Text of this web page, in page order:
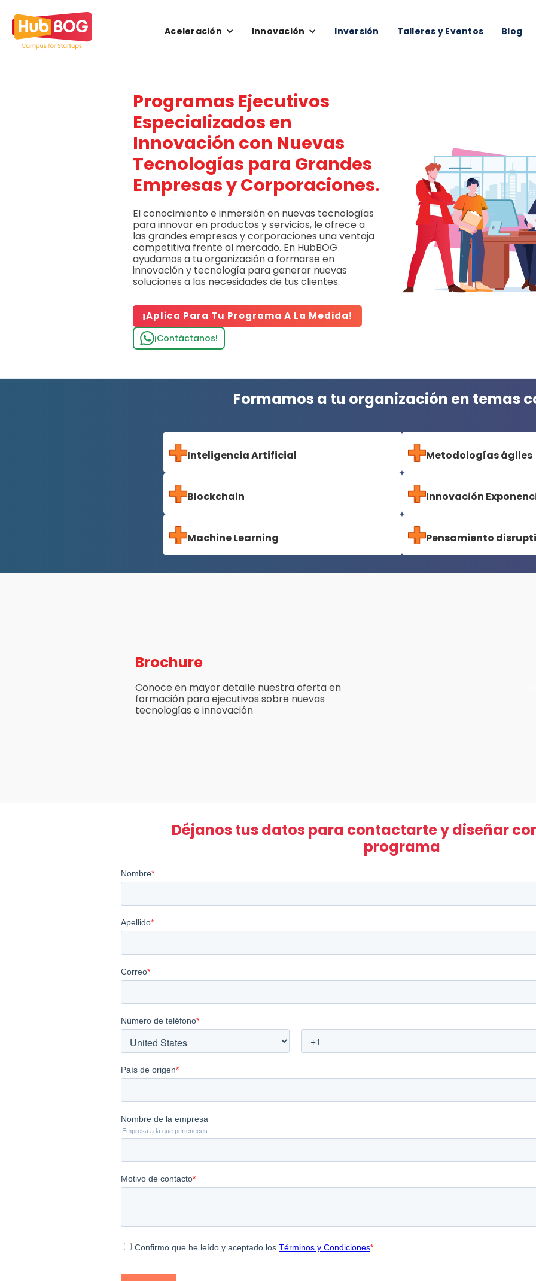
Aceleración Innovación Inversión Talleres y Eventos Blog
Programas Ejecutivos
Especializados en
Innovación con Nuevas
Tecnologías para Grandes
Empresas y Corporaciones.
El conocimiento e inmersión en nuevas tecnologías
para innovar en productos y servicios, le ofrece a
las grandes empresas y corporaciones una ventaja
competitiva frente al mercado. En HubBOG
ayudamos a tu organización a formarse en
innovación y tecnología para generar nuevas
soluciones a las necesidades de tus clientes.
¡Aplica Para Tu Programa A La Medida!
¡Contáctanos!
Formamos a tu organización en temas
Inteligencia Artificial Metodologías ágiles
Blockchain Innovación
Machine Learning Pensamiento
Brochure
Conoce en mayor detalle nuestra oferta en
formación para ejecutivos sobre nuevas
tecnologías e innovación
Déjanos tus datos para contactarte y diseñar
programa